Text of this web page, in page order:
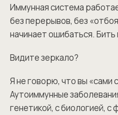
Иммунная система
без перерывов, без
начинает ошибаться. Бить
Видите зеркало?
Я не говорю, что вы «сами
Аутоиммунные
генетикой, с биологией,